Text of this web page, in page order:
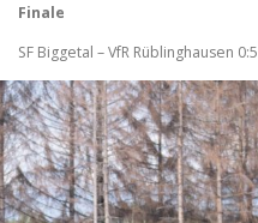
Finale
SF Biggetal – VfR Rüblinghausen 0:5